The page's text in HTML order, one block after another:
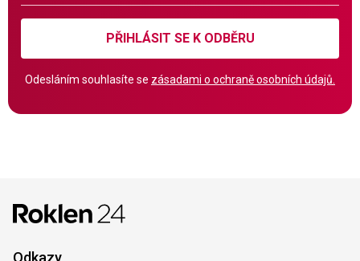
PŘIHLÁSIT SE K ODBĚRU
Odesláním souhlasíte se zásadami o ochraně osobních údajů.